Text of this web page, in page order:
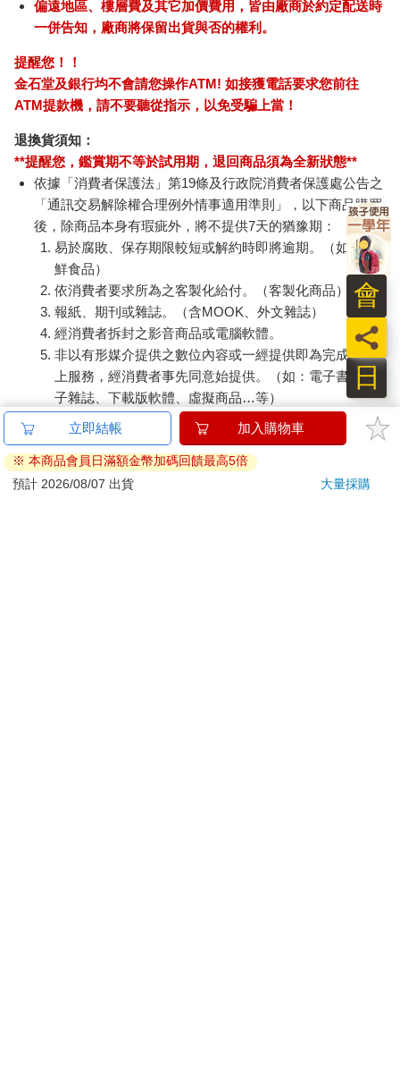
偏遠地區、樓層費及其它加價費用，皆由廠商於約定配送時
一併告知，廠商將保留出貨與否的權利。
提醒您！！
金石堂及銀行均不會請您操作ATM! 如接獲電話要求您前往
ATM提款機，請不要聽從指示，以免受騙上當！
退換貨須知：
**提醒您，鑑賞期不等於試用期，退回商品須為全新狀態**
依據「消費者保護法」第19條及行政院消費者保護處公告之
「通訊交易解除權合理例外情事適用準則」，以下商品購買
後，除商品本身有瑕疵外，將不提供7天的猶豫期：
易於腐敗、保存期限較短或解約時即將逾期。（如：生
鮮食品）
依消費者要求所為之客製化給付。（客製化商品）
報紙、期刊或雜誌。（含MOOK、外文雜誌）
經消費者拆封之影音商品或電腦軟體。
非以有形媒介提供之數位內容或一經提供即為完成之線
上服務，經消費者事先同意始提供。（如：電子書、電
子雜誌、下載版軟體、虛擬商品…等）
已拆封之個人衛生用品。（如：內衣褲、刮鬍刀、除毛
刀…等）
若非上列種類商品，均享有到貨7天的猶豫期（含例假
日）。
立即結帳 加入購物車
※ 本商品會員日滿額金幣加碼回饋最高5倍
預計 2026/08/07 出貨
大量採購
日
員
會